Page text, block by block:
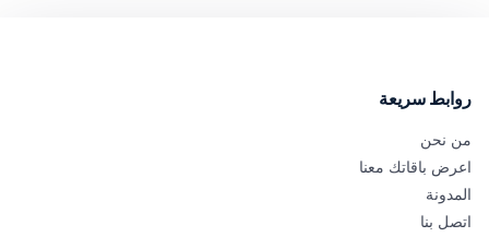
روابط سريعة
من نحن
اعرض باقاتك معنا
المدونة
اتصل بنا